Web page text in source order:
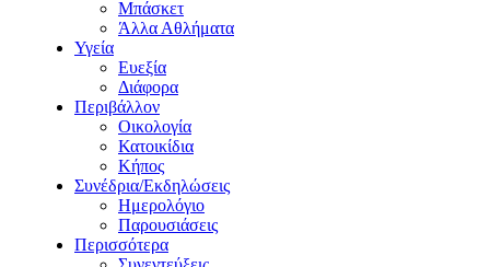
Μπάσκετ
Άλλα Αθλήματα
Υγεία
Ευεξία
Διάφορα
Περιβάλλον
Οικολογία
Κατοικίδια
Κήπος
Συνέδρια/Εκδηλώσεις
Ημερολόγιο
Παρουσιάσεις
Περισσότερα